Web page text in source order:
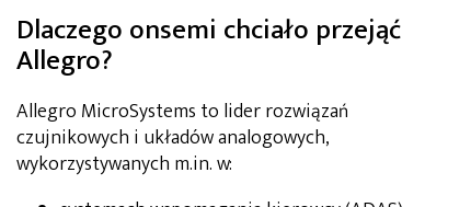
Dlaczego onsemi chciało przejąć
Allegro?
Allegro MicroSystems to lider rozwiązań
czujnikowych i układów analogowych,
wykorzystywanych m.in. w: